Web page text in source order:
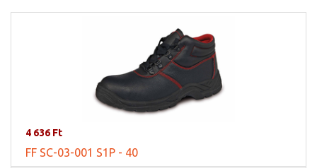
4 636 Ft
FF SC-03-001 S1P - 40